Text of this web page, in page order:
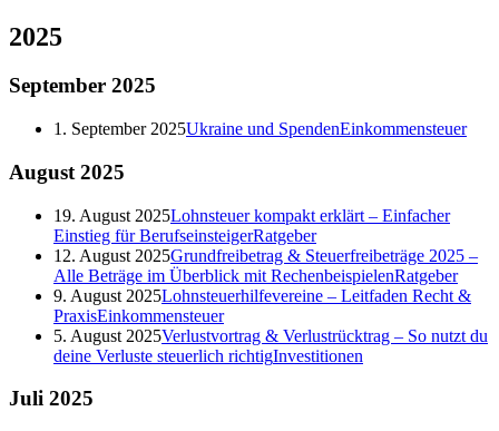
2025
September 2025
1. September 2025Ukraine und SpendenEinkommensteuer
August 2025
19. August 2025Lohnsteuer kompakt erklärt – Einfacher
Einstieg für BerufseinsteigerRatgeber
12. August 2025Grundfreibetrag & Steuerfreibeträge 2025 –
Alle Beträge im Überblick mit RechenbeispielenRatgeber
9. August 2025Lohnsteuerhilfevereine – Leitfaden Recht &
PraxisEinkommensteuer
5. August 2025Verlustvortrag & Verlustrücktrag – So nutzt du
deine Verluste steuerlich richtigInvestitionen
Juli 2025